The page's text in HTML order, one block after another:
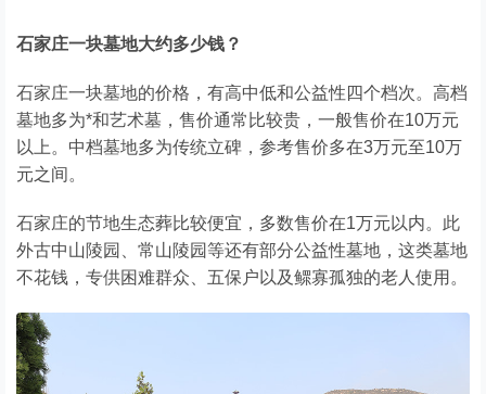
石家庄一块墓地大约多少钱？
石家庄一块墓地的价格，有高中低和公益性四个档次。高档
墓地多为*和艺术墓，售价通常比较贵，一般售价在10万元
以上。中档墓地多为传统立碑，参考售价多在3万元至10万
元之间。
石家庄的节地生态葬比较便宜，多数售价在1万元以内。此
外古中山陵园、常山陵园等还有部分公益性墓地，这类墓地
不花钱，专供困难群众、五保户以及鳏寡孤独的老人使用。